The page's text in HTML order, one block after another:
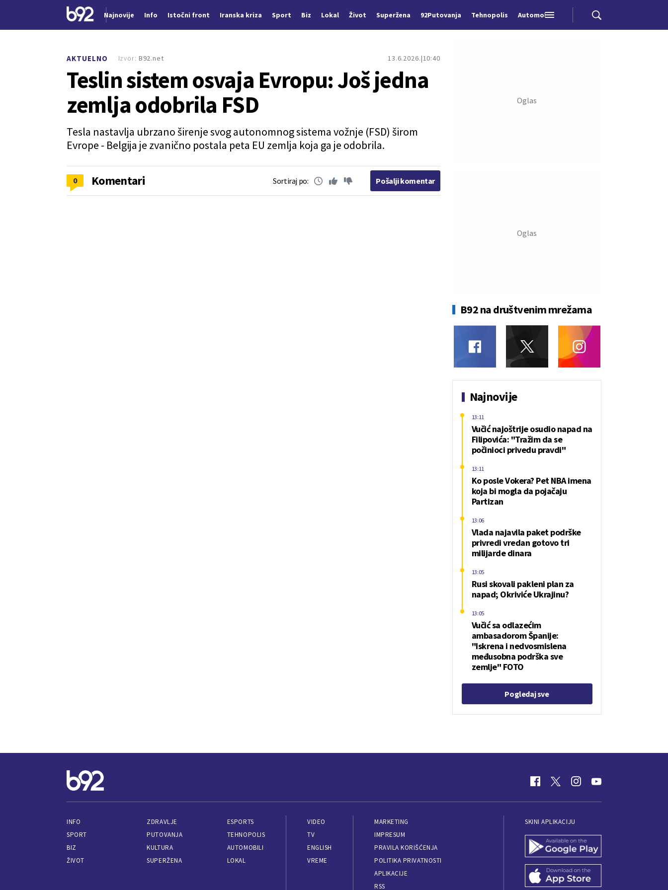
Najnovije Info Istočni front Iranska kriza Sport Biz Lokal Život Superžena 92Putovanja Tehnopolis Automobili
AKTUELNO 13.6.2026. 10:40
Teslin sistem osvaja Evropu: Još jedna
zemlja odobrila FSD
Tesla nastavlja ubrzano širenje svog autonomnog sistema vožnje (FSD) širom
Evrope - Belgija je zvanično postala peta EU zemlja koja ga je odobrila.
Izvor: B92.net
0 Komentari Sortiraj po: Pošalji komentar
B92 na društvenim mrežama
Najnovije
Vučić najoštrije osudio napad na
Filipovića: "Tražim da se
počinioci privedu pravdi"
13:11
Ko posle Vokera? Pet NBA imena
koja bi mogla da pojačaju
Partizan
13:11
Vlada najavila paket podrške
privredi vredan gotovo tri
milijarde dinara
13:06
Rusi skovali pakleni plan za
napad; Okriviće Ukrajinu?
13:05
Vučić sa odlazećim
ambasadorom Španije:
"Iskrena i nedvosmislena
međusobna podrška sve
zemlje" FOTO
13:05
Pogledaj sve
INFO
SPORT
BIZ
ŽIVOT
ZDRAVLJE
PUTOVANJA
KULTURA
SUPERŽENA
ESPORTS
TEHNOPOLIS
AUTOMOBILI
LOKAL
VIDEO
TV
ENGLISH
VREME
MARKETING
IMPRESUM
PRAVILA KORIŠĆENJA
POLITIKA PRIVATNOSTI
APLIKACIJE
RSS
SKINI APLIKACIJU